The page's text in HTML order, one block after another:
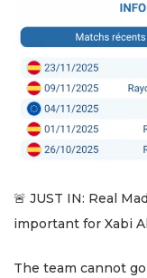
🚨 JUST IN: Real
important for Xabi
The team cannot